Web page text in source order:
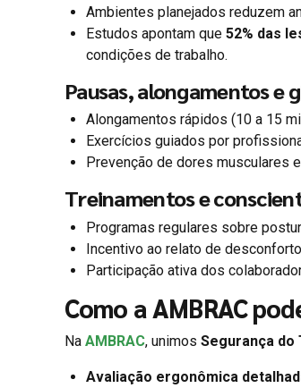
Ambientes planejados reduzem
Estudos apontam que 52% das
condições de trabalho.
Pausas, alongamentos e
Alongamentos rápidos (10 a 15
Exercícios guiados por
Prevenção de dores musculares
Treinamentos e
Programas regulares sobre
Incentivo ao relato de
Participação ativa dos
Como a AMBRAC
Na AMBRAC, unimos Segurança do
Avaliação ergonômica